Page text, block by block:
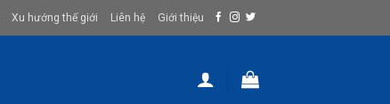
Xu hướng thế giới Liên hệ Giới thiệu